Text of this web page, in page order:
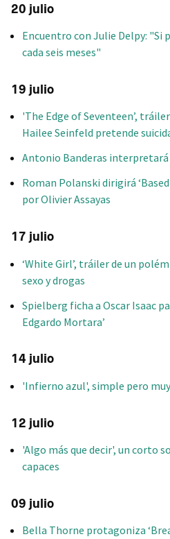
20 julio
Encuentro con Julie Delpy: "Si
cada seis meses"
19 julio
'The Edge of Seventeen’,
Hailee Seinfeld pretende
Antonio Banderas interpretará
Roman Polanski dirigirá
por Olivier Assayas
17 julio
‘White Girl’, tráiler de un
sexo y drogas
Spielberg ficha a Oscar Isaac
Edgardo Mortara’
14 julio
'Infierno azul', simple pero
12 julio
'Algo más que decir', un corto
capaces
09 julio
Bella Thorne protagoniza